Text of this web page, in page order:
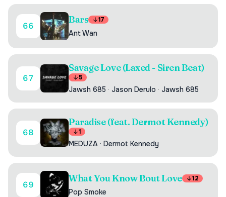
66
Bars 17
Ant Wan
67
Savage Love (Laxed - Siren Beat)
5
Jawsh 685 · Jason Derulo · Jawsh 685
68
Paradise (feat. Dermot Kennedy)
1
MEDUZA · Dermot Kennedy
69
What You Know Bout Love 12
Pop Smoke